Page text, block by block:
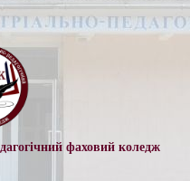
фаховий коледж